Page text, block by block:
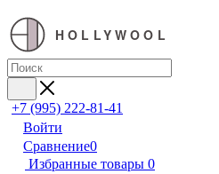
HOLLYWOOL
+7 (995) 222-81-41
Войти
Сравнение0
Избранные товары 0